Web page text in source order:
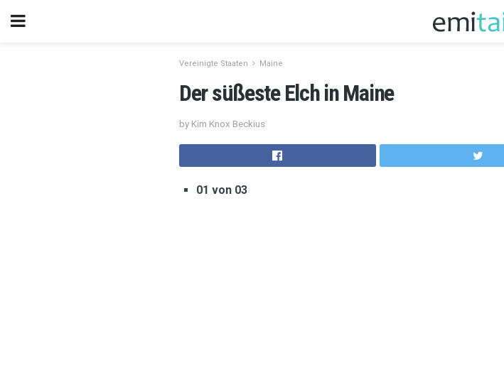
Vereinigte Staaten Maine
Der süßeste Elch in Maine
by Kim Knox Beckius
01 von 03